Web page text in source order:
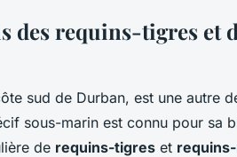
des requins-tigres et
sud de Durban, est une autre
sous-marin est connu pour sa
de requins-tigres et